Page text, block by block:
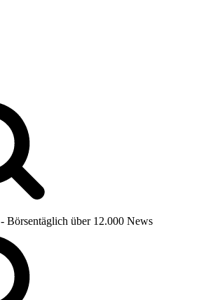
- Börsentäglich über 12.000 News